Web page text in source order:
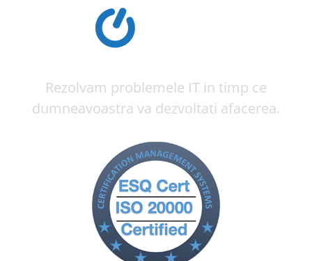
Rezolvam problemele IT in timp ce
dumneavoastra va dezvoltati afacerea.